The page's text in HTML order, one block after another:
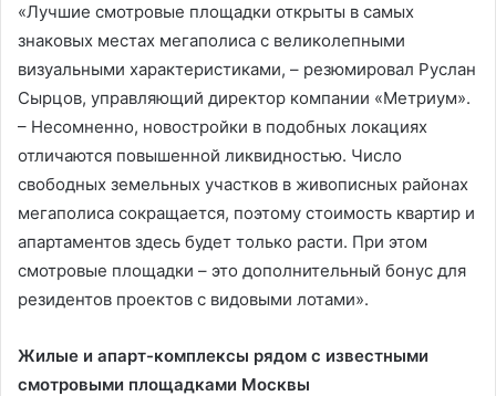
«Лучшие смотровые площадки открыты в самых
знаковых местах мегаполиса с великолепными
визуальными характеристиками, – резюмировал Руслан
Сырцов, управляющий директор компании «Метриум».
– Несомненно, новостройки в подобных локациях
отличаются повышенной ликвидностью. Число
свободных земельных участков в живописных районах
мегаполиса сокращается, поэтому стоимость квартир и
апартаментов здесь будет только расти. При этом
смотровые площадки – это дополнительный бонус для
резидентов проектов с видовыми лотами».
Жилые и апарт-комплексы рядом с известными
смотровыми площадками Москвы